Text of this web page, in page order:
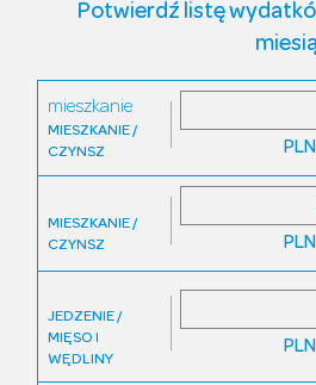
Potwierdź listę
mieszkanie
MIESZKANIE /
CZYNSZ
PLN
MIESZKANIE /
CZYNSZ
PLN
JEDZENIE /
MIĘSO I
WĘDLINY
PLN